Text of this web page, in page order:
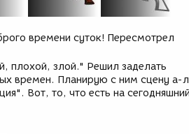
времени суток! Пересмотрел
плохой, злой." Решил заделать
времен. Планирую с ним сцену а-
Вот, то, что есть на